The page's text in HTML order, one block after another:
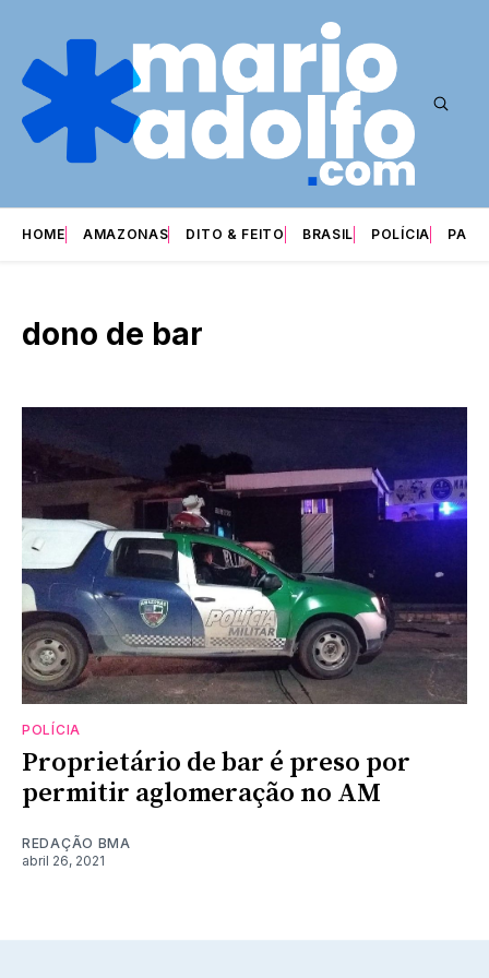
HOME AMAZONAS DITO & FEITO BRASIL POLÍCIA
dono de bar
POLÍCIA
Proprietário de bar é preso por
permitir aglomeração no AM
REDAÇÃO BMA
abril 26, 2021